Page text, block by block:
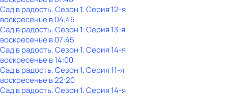
Сад в радость. Сезон 1. Серия 12-я
воскресенье в04:45
Сад в радость. Сезон 1. Серия 13-я
воскресенье в07:45
Сад в радость. Сезон 1. Серия 14-я
воскресенье в14:00
Сад в радость. Сезон 1. Серия 11-я
воскресенье в22:20
Сад в радость. Сезон 1. Серия 14-я